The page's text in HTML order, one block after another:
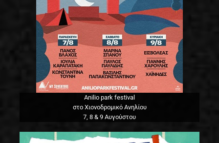
Anilio park festival
στο Χιονοδρομικό Ανηλίου
7, 8 & 9 Αυγούστου